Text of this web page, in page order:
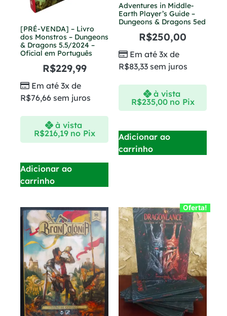
[PRÉ-VENDA] – Livro
dos Monstros – Dungeons
& Dragons 5.5/2024 –
Oficial em Português
R$229,99
Em até 3x de
R$76,66 sem juros
à vista
R$216,19 no Pix
Adicionar ao
carrinho
Adventures in Middle-
Earth Player’s Guide –
Dungeons & Dragons 5ed
R$250,00
Em até 3x de
R$83,33 sem juros
à vista
R$235,00 no Pix
Adicionar ao
carrinho
Oferta!